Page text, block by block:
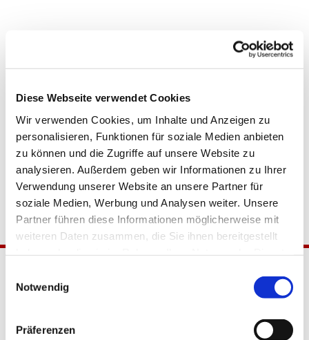
Diese Webseite verwendet Cookies
Wir verwenden Cookies, um Inhalte und Anzeigen zu
personalisieren, Funktionen für soziale Medien anbieten
zu können und die Zugriffe auf unsere Website zu
analysieren. Außerdem geben wir Informationen zu Ihrer
Verwendung unserer Website an unsere Partner für
soziale Medien, Werbung und Analysen weiter. Unsere
Partner führen diese Informationen möglicherweise mit
weiteren Daten zusammen, die Sie ihnen bereitgestellt
Notwendig
Präferenzen